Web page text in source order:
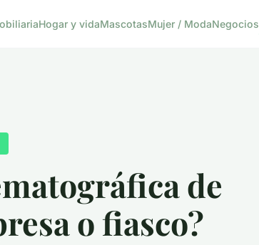
Hogar y vidaMascotasMujer / ModaNegocios
de
o fiasco?